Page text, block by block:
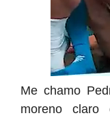
Me chamo
moreno claro